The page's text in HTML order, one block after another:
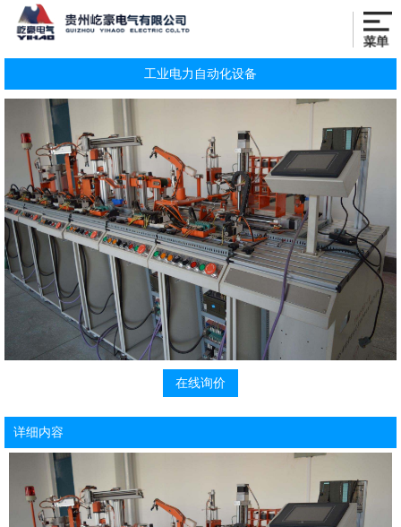
工业电力自动化设备
在线询价
详细内容